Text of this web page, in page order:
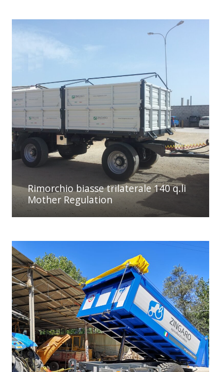
Rimorchio biasse trilaterale 140 q.li
Mother Regulation